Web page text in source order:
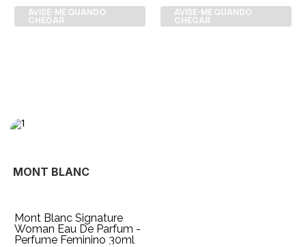
AVISE-ME QUANDO
CHEGAR
AVISE-ME QUANDO
CHEGAR
MONT BLANC
Mont Blanc Signature
Woman Eau De Parfum -
Perfume Feminino 30ml